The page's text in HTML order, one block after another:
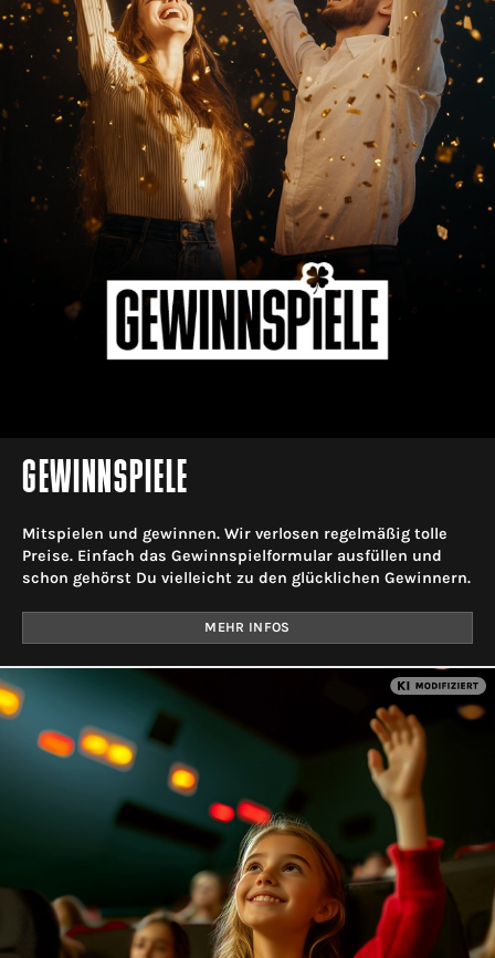
GEWINNSPIELE
Mitspielen und gewinnen. Wir verlosen regelmäßig tolle
Preise. Einfach das Gewinnspielformular ausfüllen und
schon gehörst Du vielleicht zu den glücklichen Gewinnern.
MEHR INFOS